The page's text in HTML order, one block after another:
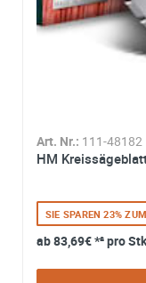
Art. Nr.: 111-48182
HM
SIE SPAREN 23%
ab83,69€*² pro